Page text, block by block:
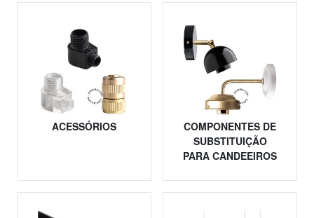
ACESSÓRIOS
COMPONENTES DE
SUBSTITUIÇÃO
PARA CANDEEIROS